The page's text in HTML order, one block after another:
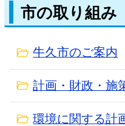
市の取り組み
牛久市のご案内
計画・財政・施
環境に関する計